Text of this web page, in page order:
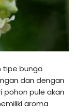
tipe bunga
dan dengan
pohon pule akan
aroma